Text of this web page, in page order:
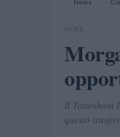
News
NEWS
Il Tottenham
questo